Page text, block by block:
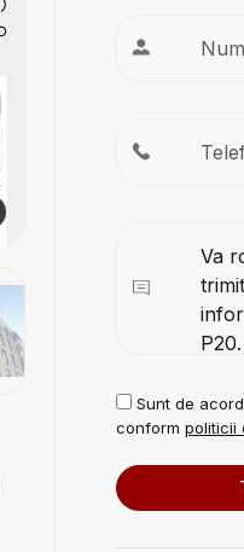
Sunt de
conform politicii